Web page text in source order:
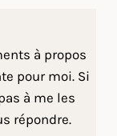
à propos
pour moi. Si
à me les
répondre.